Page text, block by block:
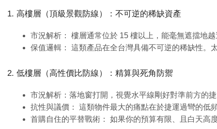
1. 高樓層（頂級景觀防線）：不可逆的稀缺資產
市況解析： 樓層通常位於 15 樓以上，能毫無遮擋地
保值邏輯： 這類產品在全台灣具備不可逆的稀缺性。
2. 低樓層（高性價比防線）：精算與死角防禦
市況解析：落地窗打開，視覺水平線剛好對準前方的
抗性與議價： 這類物件最大的痛點在於捷運過彎的低
首購自住的平替戰術： 如果你的預算有限、且白天高